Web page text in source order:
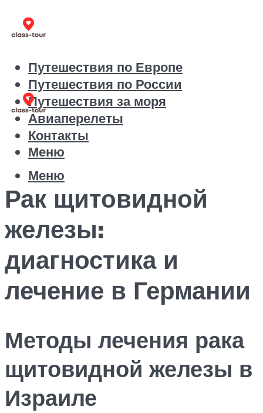
Путешествия по Европе
Путешествия по России
Путешествия за моря
Авиаперелеты
Контакты
Меню
Меню
Рак щитовидной
железы:
диагностика и
лечение в Германии
Методы лечения рака
щитовидной железы в
Израиле